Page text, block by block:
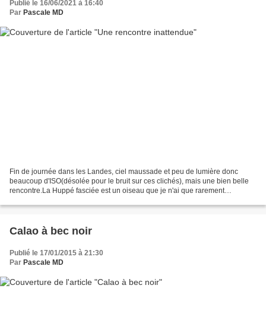
Publié le 16/06/2021 à 16:40
Par Pascale MD
Fin de journée dans les Landes, ciel maussade et peu de lumière donc
beaucoup d'ISO(désolée pour le bruit sur ces clichés), mais une bien belle
rencontre.La Huppé fasciée est un oiseau que je n'ai que rarement
Calao à bec noir
Publié le 17/01/2015 à 21:30
Par Pascale MD